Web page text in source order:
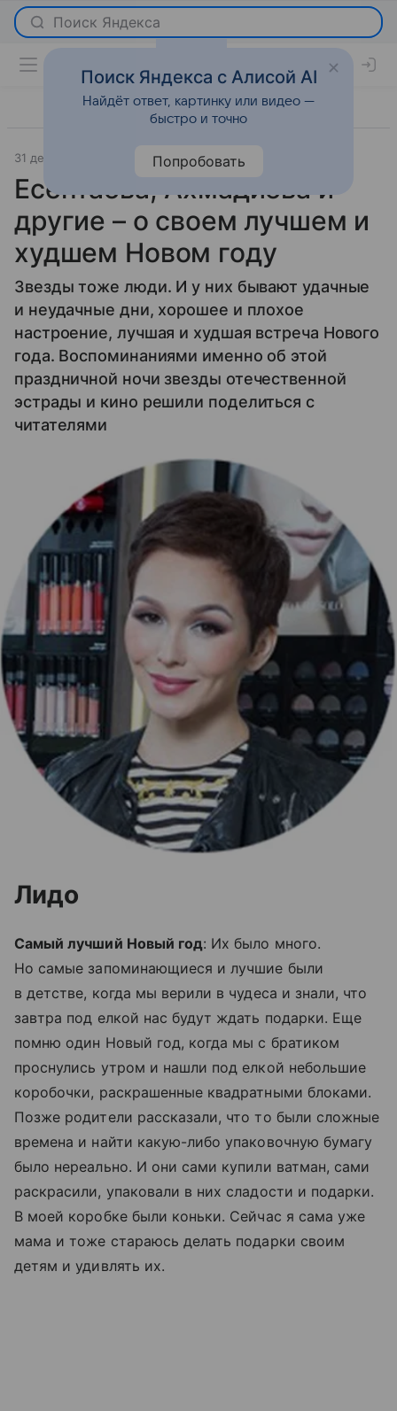
31 декабря 2015 Comode.kz Новости
Есентаева, Ахмадиева и
другие – о своем лучшем и
худшем Новом году
Звезды тоже люди. И у них бывают удачные
и неудачные дни, хорошее и плохое
настроение, лучшая и худшая встреча Нового
года. Воспоминаниями именно об этой
праздничной ночи звезды отечественной
эстрады и кино решили поделиться с
читателями
Лидо
Самый лучший Новый год: Их было много.
Но самые запоминающиеся и лучшие были
в детстве, когда мы верили в чудеса и знали, что
завтра под елкой нас будут ждать подарки. Еще
помню один Новый год, когда мы с братиком
проснулись утром и нашли под елкой небольшие
коробочки, раскрашенные квадратными блоками.
Позже родители рассказали, что то были сложные
времена и найти какую-либо упаковочную бумагу
было нереально. И они сами купили ватман, сами
раскрасили, упаковали в них сладости и подарки.
В моей коробке были коньки. Сейчас я сама уже
мама и тоже стараюсь делать подарки своим
детям и удивлять их.
Поиск Яндекса с Алисой AI
Найдёт ответ, картинку или видео —
быстро и точно
Попробовать